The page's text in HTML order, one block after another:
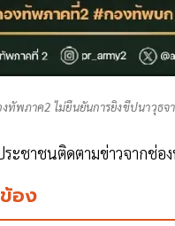
ทัพภาค2 ไม่ยืนยันการยิงขีปนาวุธจ
ะชาชนติดตามข่าวจากช่อง
อง